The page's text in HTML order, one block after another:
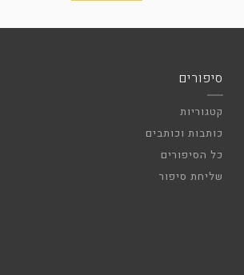
סיפורים
קטגוריות
כותבות וכותבים
כל הסיפורים
שליחת סיפור